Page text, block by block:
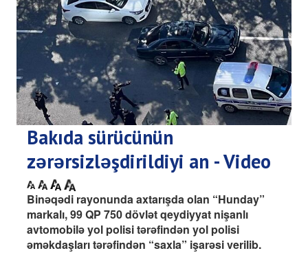
Bakıda sürücünün
zərərsizləşdirildiyi an - Video
Binəqədi rayonunda axtarışda olan “Hunday”
markalı, 99 QP 750 dövlət qeydiyyat nişanlı
avtomobilə yol polisi tərəfindən yol polisi
əməkdaşları tərəfindən “saxla” işarəsi verilib.